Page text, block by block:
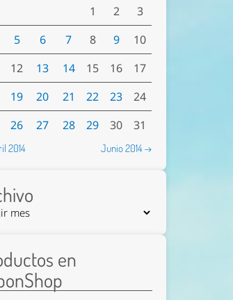
1
2
3
5 6 7 8 9
10
12 13 14 15 16
17
19 20 21 22 23
24
26 27 28 29 30 31
2014 Junio 2014 →
en